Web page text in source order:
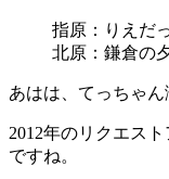
指原：りえだ
北原：鎌倉の
あはは、てっちゃん
2012年のリクエス
ですね。